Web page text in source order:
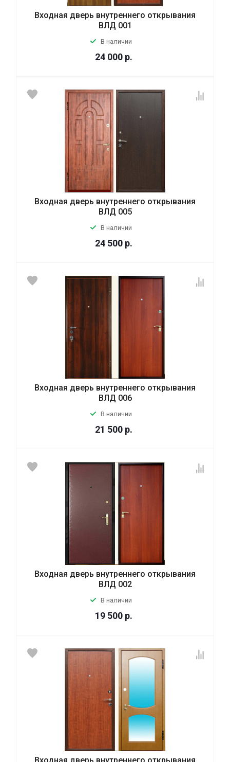
Входная дверь внутреннего открывания
ВЛД 001
В наличии
24 000 р.
Входная дверь внутреннего открывания
ВЛД 005
В наличии
24 500 р.
Входная дверь внутреннего открывания
ВЛД 006
В наличии
21 500 р.
Входная дверь внутреннего открывания
ВЛД 002
В наличии
19 500 р.
Входная дверь внутреннего открывания